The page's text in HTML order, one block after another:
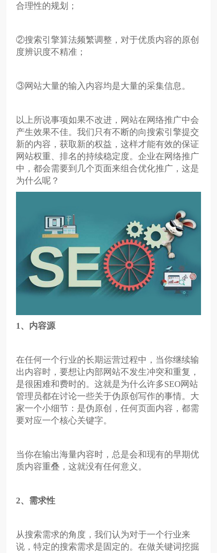
合理性的规划；
②搜索引擎算法频繁调整，对于优质内容的原创
度辨识度不精准；
③网站大量的输入内容均是大量的采集信息。
以上所说事项如果不改进，网站在网络推广中会
产生效果不佳。我们只有不断的向搜索引擎提交
新的内容，获取新的权益，这样才能有效的保证
网站权重、排名的持续稳定度。企业在网络推广
中，都会需要到几个页面来组合优化推广，这是
为什么呢？
1 、内容源
在任何一个行业的长期运营过程中，当你继续输
出内容时，要想让内部网站不发生冲突和重复，
是很困难和费时的。这就是为什么许多SEO网站
管理员都在讨论一些关于伪原创写作的事情。大
家一个小细节：是伪原创，任何页面内容，都需
要对应一个核心关键字。
当你在输出海量内容时，总是会和现有的早期优
质内容重叠，这就没有任何意义。
2、需求性
从搜索需求的角度，我们认为对于一个行业来
说，特定的搜索需求是固定的。在做关键词挖掘